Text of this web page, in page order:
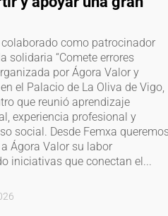
colaborado como patrocinador
solidaria “Comete errores
por Ágora Valor y
el Palacio de La Oliva de Vigo,
que reunió aprendizaje
experiencia profesional y
social. Desde Femxa
Ágora Valor su labor
iniciativas que conectan el...